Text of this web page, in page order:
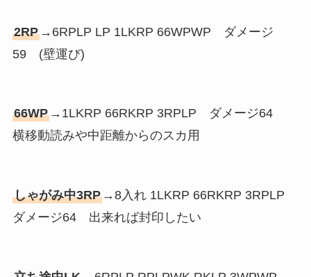
2RP→6RPLP LP 1LKRP 66WPWP ダメージ
59 (壁運び)
66WP→1LKRP 66RKRP 3RPLP ダメージ64
横移動読みや中距離からのスカ用
しゃがみ中3RP→8入れ 1LKRP 66RKRP 3RPLP
ダメージ64 出来れば封印したい